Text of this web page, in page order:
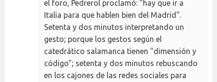
el foro, Pedrerol proclamó: "hay que ir a
Italia para que hablen bien del Madrid".
Setenta y dos minutos interpretando un
gesto; porque los gestos según el
catedrático salamanca tienen "dimensión y
código"; setenta y dos minutos rebuscando
en los cajones de las redes sociales para